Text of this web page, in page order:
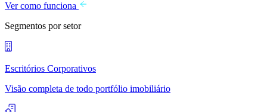
Ver como funciona
Segmentos por setor
Escritórios Corporativos
Visão completa de todo portfólio imobiliário